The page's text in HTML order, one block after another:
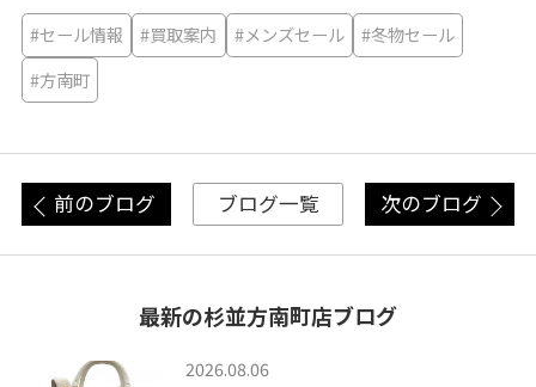
#セール情報 #買取案内 #メンズセール
#冬物セール
#方南町
前のブログ ブログ一覧 次のブログ
最新の杉並方南町店ブログ
2026.08.06